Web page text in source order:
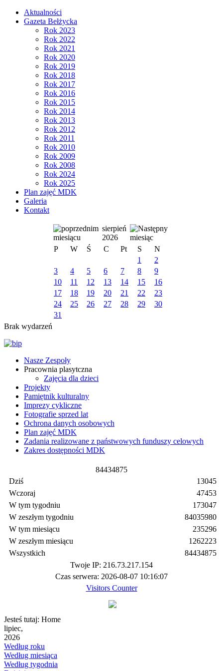
Aktualności
Gazeta Bełżycka
Rok 2023
Rok 2022
Rok 2021
Rok 2020
Rok 2019
Rok 2018
Rok 2017
Rok 2016
Rok 2015
Rok 2014
Rok 2013
Rok 2012
Rok 2011
Rok 2010
Rok 2009
Rok 2008
Rok 2024
Rok 2025
Plan zajęć MDK
Galeria
Kontakt
sierpień
2026
P
W Ś C Pt S
N
1
2
3
4 5 6 7 8
9
10
11 12 13 14 15
16
17
18 19 20 21 22
23
24
25 26 27 28 29
30
31
Brak wydarzeń
Nasze Zespoły
Pracownia plasytczna
Zajęcia dla dzieci
Projekty
Pamiętnik kulturalny
Imprezy cykliczne
Fotografie sprzed lat
Ochrona danych osobowych
Plan zajęć MDK
Zadania realizowane z państwowych funduszy celowych
Zakres dostępności MDK
84434875
Dziś
Wczoraj
W tym tygodniu
W zeszłym tygodniu
W tym miesiącu
W zeszłym miesiącu
Wszystkich
13045
47453
173047
84035980
235296
1262223
84434875
Twoje IP: 216.73.217.154
Czas serwera: 2026-08-07 10:16:07
Visitors Counter
Jesteś tutaj: Home
lipiec,
2026
Według roku
Według miesiąca
Według tygodnia